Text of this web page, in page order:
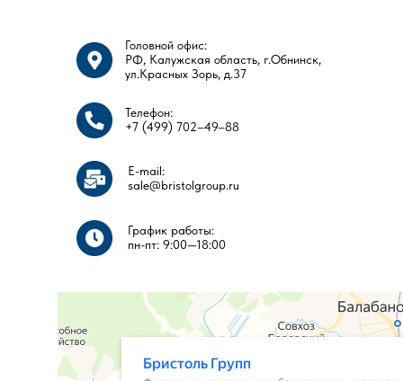
Головной офис:
РФ, Калужская область, г.Обнинск,
ул.Красных Зорь, д.37
Телефон:
+7 (499) 702–49–88
E-mail:
sale@bristolgroup.ru
График работы:
пн-пт: 9:00—18:00​​